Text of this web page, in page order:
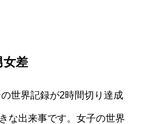
女差
世界記録が2時間切り達成
な出来事です。女子の世界